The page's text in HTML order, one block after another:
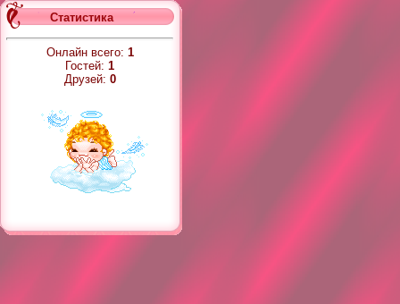
Статистика
Онлайн всего: 1
Гостей: 1
Друзей: 0